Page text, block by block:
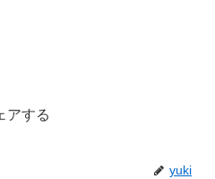
アする
yuki